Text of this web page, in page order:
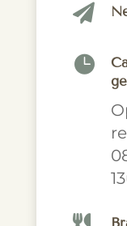

